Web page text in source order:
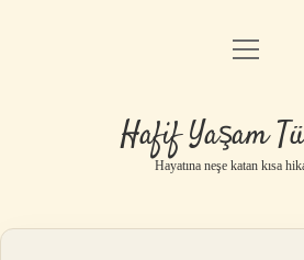
Anasayfa
Yasal Uyarı
menüyü
Hafif Yaşam
Hayatına neşe katan kısa